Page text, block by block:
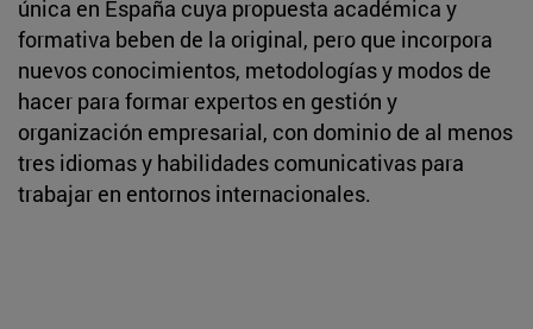
única en España cuya propuesta académica y
formativa beben de la original, pero que incorpora
nuevos conocimientos, metodologías y modos de
hacer para formar expertos en gestión y
organización empresarial, con dominio de al menos
tres idiomas y habilidades comunicativas para
trabajar en entornos internacionales.